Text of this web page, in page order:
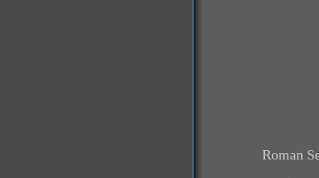
Roman